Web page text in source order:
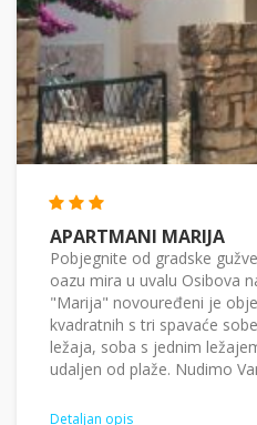
APARTMANI MARIJA
Pobjegnite od gradske
oazu mira u uvalu Osibova
"Marija" novouređeni je
kvadratnih s tri spavaće
ležaja, soba s jednim
udaljen od plaže. Nudimo
Detaljan opis